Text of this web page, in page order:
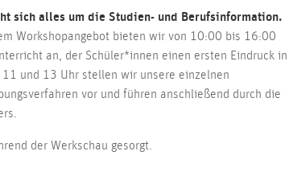
sich alles um die Studien- und Berufsinformation.
Workshopangebot bieten wir von 10:00 bis 16:00
an, der Schüler*innen einen ersten Eindruck in
und 13 Uhr stellen wir unsere einzelnen
vor und führen anschließend durch die
der Werkschau gesorgt.